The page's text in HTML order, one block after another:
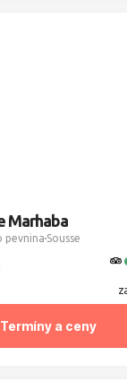
Marhaba
pevnina Sousse
Termíny a ceny